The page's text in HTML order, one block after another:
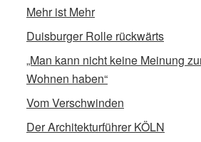
Mehr ist Mehr
Duisburger Rolle rückwärts
„Man kann nicht keine Meinung
Wohnen haben“
Vom Verschwinden
Der Architekturführer KÖLN